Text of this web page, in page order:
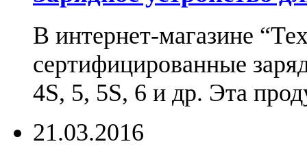
В интернет-магазине
сертифицированные
4S, 5, 5S, 6 и др. Эта
21.03.2016